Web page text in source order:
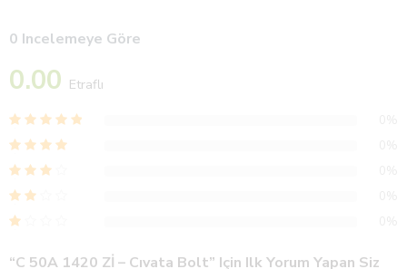
0 Incelemeye Göre
0.00 Etraflı
“C 50A 1420 Zİ – Cıvata Bolt” Için Ilk Yorum Yapan Siz